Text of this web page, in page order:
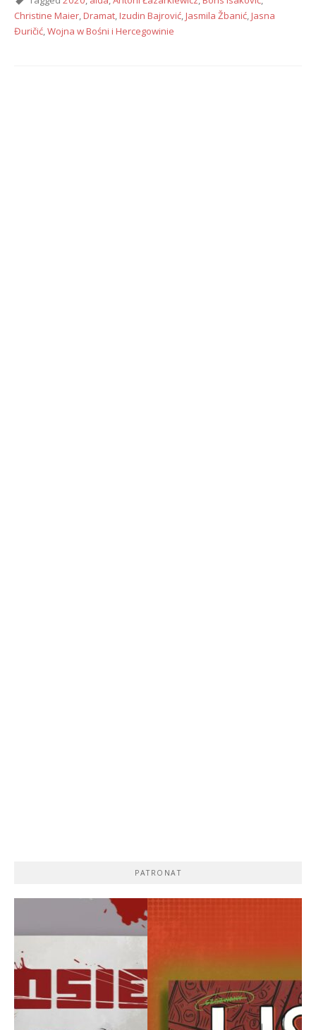
Christine Maier,Dramat,Izudin Bajrović,Jasmila Žbanić,Jasna
Đuričić,Wojna w Bośni i Hercegowinie
PATRONAT